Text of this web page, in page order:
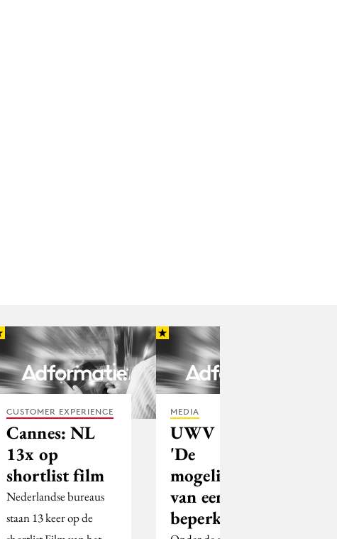
CUSTOMER EXPERIENCE
Cannes: NL
13x op
shortlist film
Nederlandse bureaus
staan 13 keer op de
MEDIA
UWV toont
'De
mogelijkheden
van een
beperking'